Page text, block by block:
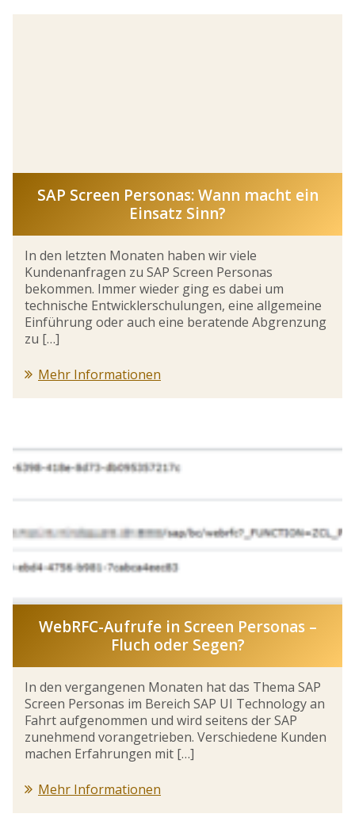
SAP Screen Personas: Wann macht ein
Einsatz Sinn?
In den letzten Monaten haben wir viele
Kundenanfragen zu SAP Screen Personas
bekommen. Immer wieder ging es dabei um
technische Entwicklerschulungen, eine allgemeine
Einführung oder auch eine beratende Abgrenzung
zu […]
Mehr Informationen
WebRFC-Aufrufe in Screen Personas –
Fluch oder Segen?
In den vergangenen Monaten hat das Thema SAP
Screen Personas im Bereich SAP UI Technology an
Fahrt aufgenommen und wird seitens der SAP
zunehmend vorangetrieben. Verschiedene Kunden
machen Erfahrungen mit […]
Mehr Informationen